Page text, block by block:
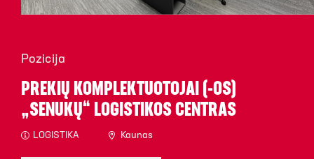
Pozicija
PREKIŲ KOMPLEKTUOTOJAI (-OS)
„SENUKŲ“ LOGISTIKOS CENTRAS
LOGISTIKA Kaunas